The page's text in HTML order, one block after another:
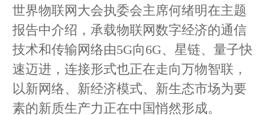
世界物联网大会执委会主席何绪明在主题
报告中介绍，承载物联网数字经济的通信
技术和传输网络由5G向6G、星链、量子快
速迈进，连接形式也正在走向万物智联，
以新网络、新经济模式、新生态市场为要
素的新质生产力正在中国悄然形成。